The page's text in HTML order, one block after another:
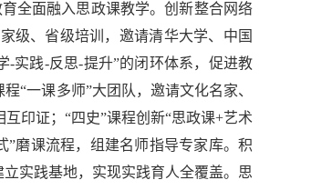
全面融入思政课教学。创新整合网络
级、省级培训，邀请清华大学、中国
-实践-反思-提升”的闭环体系，促进教
“一课多师”大团队，邀请文化名家、
印证；“四史”课程创新“思政课+艺术
”磨课流程，组建名师指导专家库。积
实践基地，实现实践育人全覆盖。思